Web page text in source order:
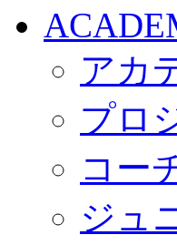
アカ
プロ
コー
ジュ